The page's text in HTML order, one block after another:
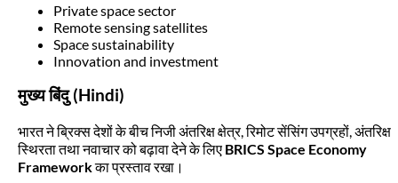
Private space sector
Remote sensing satellites
Space sustainability
Innovation and investment
मुख्य बिंदु (Hindi)
भारत ने ब्रिक्स देशों के बीच निजी अंतरिक्ष क्षेत्र, रिमोट सेंसिंग उपग्रहों, अंतरिक्ष
स्थिरता तथा नवाचार को बढ़ावा देने के लिए BRICS Space Economy
Frameworkका प्रस्ताव रखा।